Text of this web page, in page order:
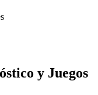
y Juegos